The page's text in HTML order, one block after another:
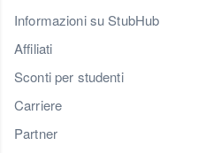
Informazioni su StubHub
Affiliati
Sconti per studenti
Carriere
Partner